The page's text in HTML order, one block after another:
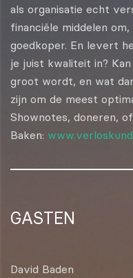
als organisatie echt
financiële middelen
goedkoper. En levert
je juist kwaliteit in?
groot wordt, en wat
zijn om de meest
Shownotes, doneren,
Baken:
GASTEN
David Baden